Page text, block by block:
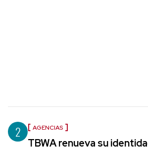
2 AGENCIAS
TBWA renueva su